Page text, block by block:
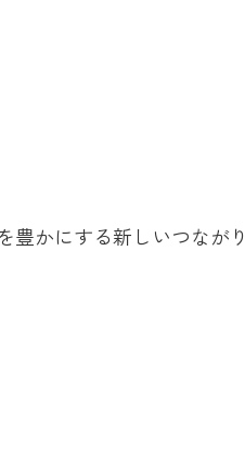
豊かにする新しいつながり